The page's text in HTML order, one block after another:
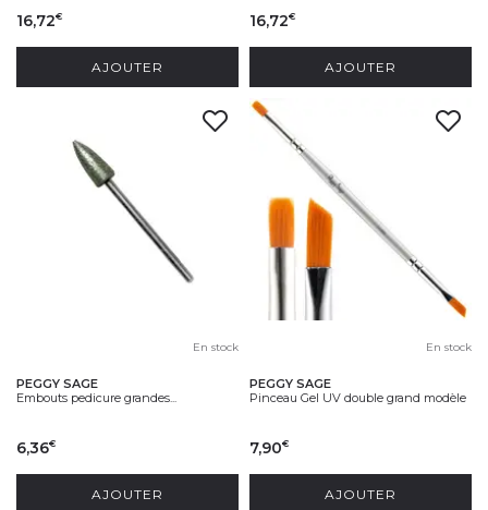
16,72€
AJOUTER
16,72€
AJOUTER
En stock
PEGGY SAGE
Embouts pedicure grandes...
6,36€
AJOUTER
En stock
PEGGY SAGE
Pinceau Gel UV double grand modèle
7,90€
AJOUTER